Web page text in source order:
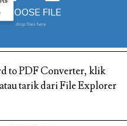
to PDF Converter, klik
tarik dari File Explorer